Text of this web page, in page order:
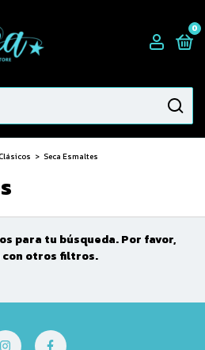
0
> Seca Esmaltes
para tu búsqueda. Por favor,
otros filtros.